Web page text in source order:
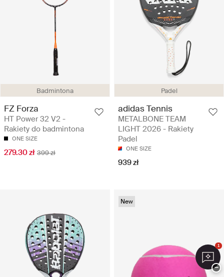
Badmintona
FZ Forza
HT Power 32 V2 -
Rakiety do badmintona
ONE SIZE
279.30 zł 399 zł
Padel
adidas Tennis
METALBONE TEAM
LIGHT 2026 - Rakiety
Padel
ONE SIZE
939 zł
New
1
−